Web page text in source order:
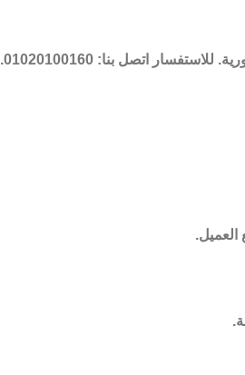
للاستفسار اتصل بنا: 01020100160
.
العميل.